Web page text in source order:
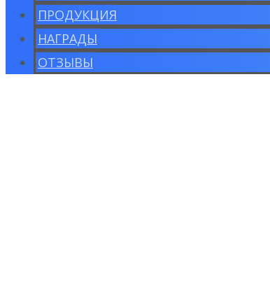
ПРОДУКЦИЯ
НАГРАДЫ
ОТЗЫВЫ